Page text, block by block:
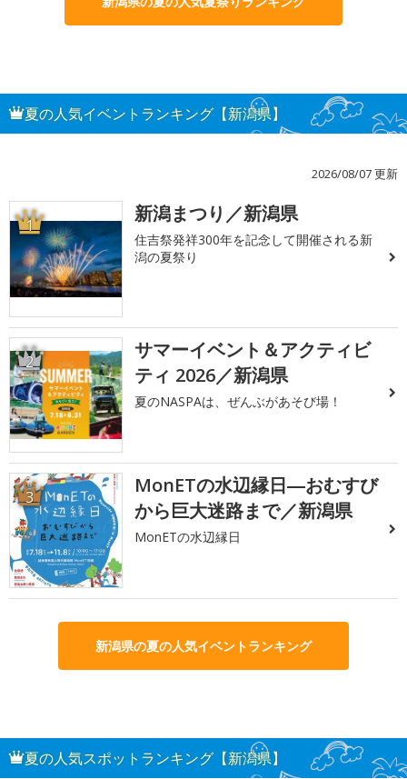
夏の人気イベントランキング【新潟県】
2026/08/07 更新
1 新潟まつり／新潟県
住吉祭発祥300年を記念して開催される新
潟の夏祭り
2
サマーイベント＆アクティビ
ティ 2026／新潟県
夏のNASPAは、ぜんぶがあそび場！
3
MonETの水辺縁日―おむすび
から巨大迷路まで／新潟県
MonETの水辺縁日
新潟県の夏の人気イベントランキング
夏の人気スポットランキング【新潟県】